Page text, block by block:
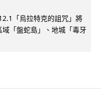
「烏拉特克的詛咒」將
「盤蛇島」、地城「毒牙